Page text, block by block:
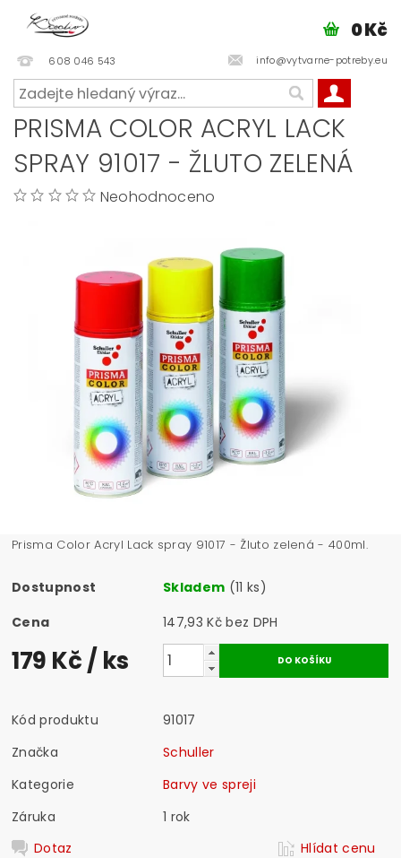
608 046 543 info@vytvarne-potreby.eu
0 Kč
PRISMA COLOR ACRYL LACK
SPRAY 91017 - ŽLUTO ZELENÁ
Neohodnoceno
Prisma Color Acryl Lack spray 91017 - Žluto zelená - 400ml.
Dostupnost Skladem (11 ks)
Cena
147,93 Kč bez DPH
179 Kč/ ks
Kód produktu
91017
Značka
Schuller
Kategorie
Barvy ve spreji
Záruka
1 rok
Dotaz
Hlídat cenu